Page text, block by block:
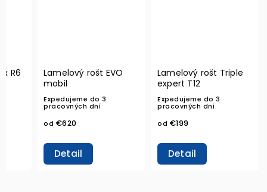
Lamelový rošt Flex R6
Lamelový rošt EVO
mobil
Expedujeme do 3
pracovných dní
od €620
Detail
Lamelový rošt Triple
expert T12
Expedujeme do 3
pracovných dní
od €199
Detail